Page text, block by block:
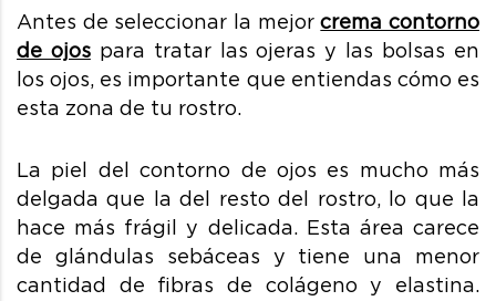
Antes de seleccionar la mejorcrema contorno
de ojos para tratar las ojeras y las bolsas en
los ojos, es importante que entiendas cómo es
esta zona de tu rostro.
La piel del contorno de ojos es mucho más
delgada que la del resto del rostro, lo que la
hace más frágil y delicada. Esta área carece
de glándulas sebáceas y tiene una menor
cantidad de fibras de colágeno y elastina.